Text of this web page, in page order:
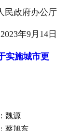
民政府办公厅
2023年9月14日
实施城市更
魏源
蔡旭东